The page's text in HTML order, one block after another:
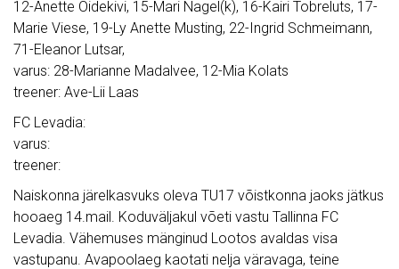
12-Anette Oidekivi, 15-Mari Nagel(k), 16-Kairi Tobreluts, 17-
Marie Viese, 19-Ly Anette Musting, 22-Ingrid Schmeimann,
71-Eleanor Lutsar,
varus: 28-Marianne Madalvee, 12-Mia Kolats
treener: Ave-Lii Laas
FC Levadia:
varus:
treener:
Naiskonna järelkasvuks oleva TU17 võistkonna jaoks jätkus
hooaeg 14.mail. Koduväljakul võeti vastu Tallinna FC
Levadia. Vähemuses mänginud Lootos avaldas visa
vastupanu. Avapoolaeg kaotati nelja väravaga, teine